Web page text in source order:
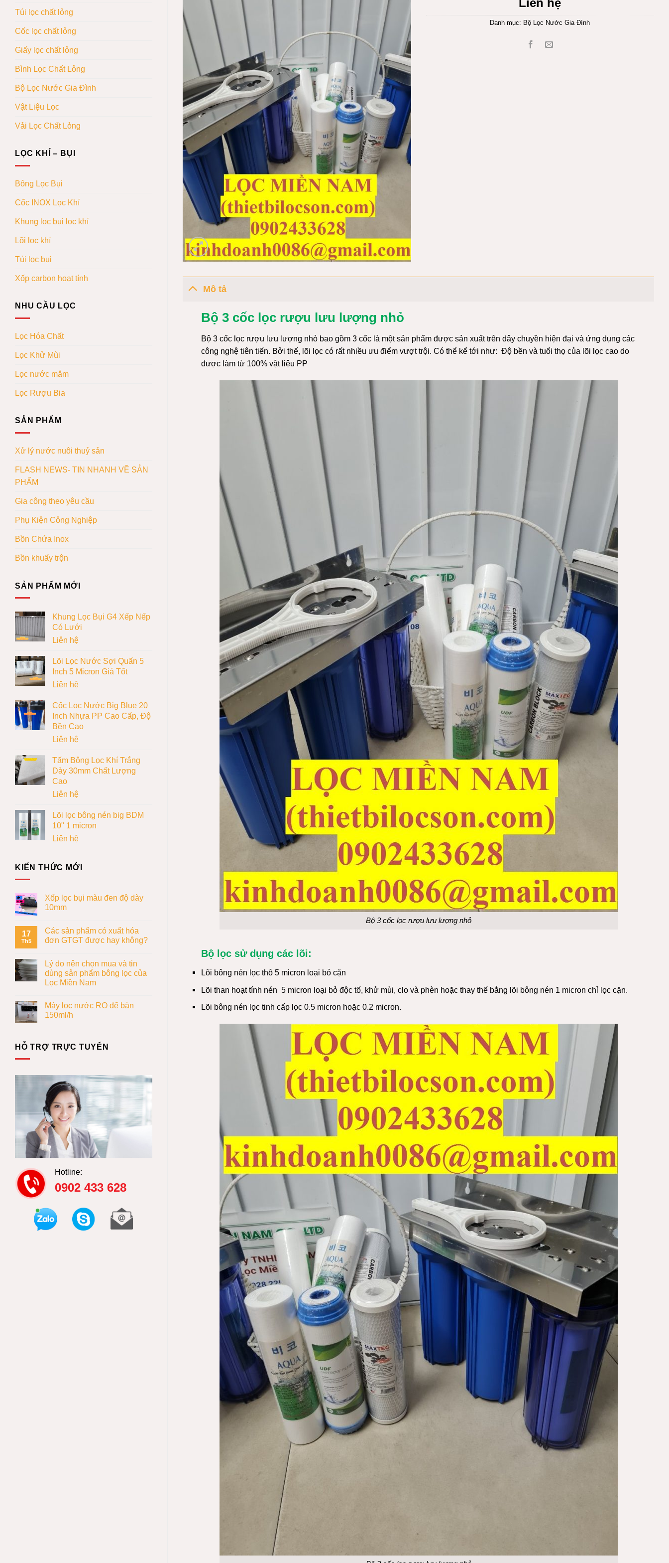
Túi lọc chất lỏng
Cốc lọc chất lỏng
Giấy lọc chất lỏng
Bình Lọc Chất Lỏng
Bộ Lọc Nước Gia Đình
Vật Liệu Lọc
Vải Lọc Chất Lỏng
LỌC KHÍ – BỤI
Bông Lọc Bụi
Cốc INOX Lọc Khí
Khung lọc bụi lọc khí
Lõi lọc khí
Túi lọc bụi
Xốp carbon hoạt tính
NHU CẦU LỌC
Lọc Hóa Chất
Lọc Khử Mùi
Lọc nước mắm
Lọc Rượu Bia
SẢN PHẨM
Xử lý nước nuôi thuỷ sản
FLASH NEWS- TIN NHANH VỀ SẢN
PHẨM
Gia công theo yêu cầu
Phụ Kiện Công Nghiệp
Bồn Chứa Inox
Bồn khuấy trộn
SẢN PHẨM MỚI
Khung Lọc Bụi G4 Xếp Nếp
Có Lưới
Liên hệ
Lõi Lọc Nước Sợi Quấn 5
Inch 5 Micron Giá Tốt
Liên hệ
Cốc Lọc Nước Big Blue 20
Inch Nhựa PP Cao Cấp, Độ
Bền Cao
Liên hệ
Tấm Bông Lọc Khí Trắng
Dày 30mm Chất Lượng
Cao
Liên hệ
Lõi lọc bông nén big BDM
10" 1 micron
Liên hệ
KIẾN THỨC MỚI
Xốp lọc bụi màu đen độ dày
10mm
17
Th5
Các sản phẩm có xuất hóa
đơn GTGT được hay không?
Lý do nên chọn mua và tin
dùng sản phẩm bông lọc của
Lọc Miền Nam
Máy lọc nước RO để bàn
150ml/h
HỖ TRỢ TRỰC TUYẾN
Hotline:
0902 433 628
Danh mục: Bộ Lọc Nước Gia Đình
Mô tả
Bộ 3 cốc lọc rượu lưu lượng nhỏ
Bộ 3 cốc lọc rượu lưu lượng nhỏ bao gồm 3 cốc là một sản phẩm được sản xuất trên dây chuyền hiện đại và ứng dụng các
công nghệ tiên tiến. Bởi thế, lõi lọc có rất nhiều ưu điểm vượt trội. Có thể kể tới như: Độ bền và tuổi thọ của lõi lọc cao do
được làm từ 100% vật liệu PP
Bộ 3 cốc lọc rượu lưu lượng nhỏ
Bộ lọc sử dụng các lõi:
Lõi bông nén lọc thô 5 micron loại bỏ cặn
Lõi than hoạt tính nén 5 micron loại bỏ độc tố, khử mùi, clo và phèn hoặc thay thế bằng lõi bông nén 1 micron chỉ lọc cặn.
Lõi bông nén lọc tinh cấp lọc 0.5 micron hoặc 0.2 micron.